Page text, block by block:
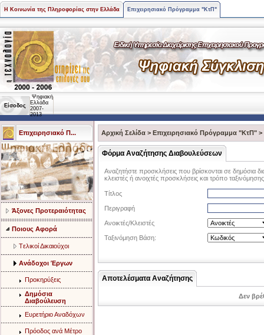
Η Κοινωνία της Πληροφορίας στην Ελλάδα Επιχειρησιακό Πρόγραμμα "ΚτΠ"
Είσοδος
Ψηφιακή
Ελλάδα
2007-
2013
Επιχειρησιακό Π...
Άξονες Προτεραιότητας
Ποιους Αφορά
Tελικοί Δικαιούχοι
Ανάδοχοι Έργων
Προκηρύξεις
Δημόσια
Διαβούλευση
Ευρετήριο Αναδόχων
Πρόοδος ανά Μέτρο
Αρχική Σελίδα > Επιχειρησιακό Πρόγραμμα "ΚτΠ" >
Φόρμα Αναζήτησης Διαβουλεύσεων
Αναζητήστε προσκλήσεις που βρίσκονται σε δημόσια
κλειστές ή ανοιχτές προσκλήσεις και τρόπο
Τίτλος
Περιγραφή
Ανοικτές/Κλειστές
Ταξινόμηση Βάση:
Αποτελέσματα Αναζήτησης
Δεν